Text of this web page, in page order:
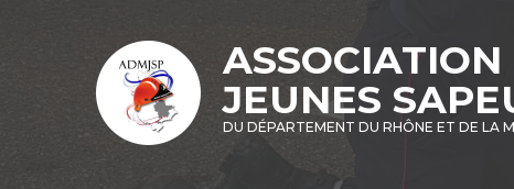
ASSOCIATION
JEUNES
DU DÉPARTEMENT DU RHÔNE ET DE LA